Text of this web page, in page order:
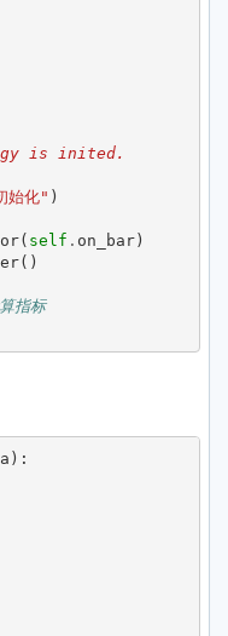
is inited.
始化" )
( self . on_bar)
()
指标
):